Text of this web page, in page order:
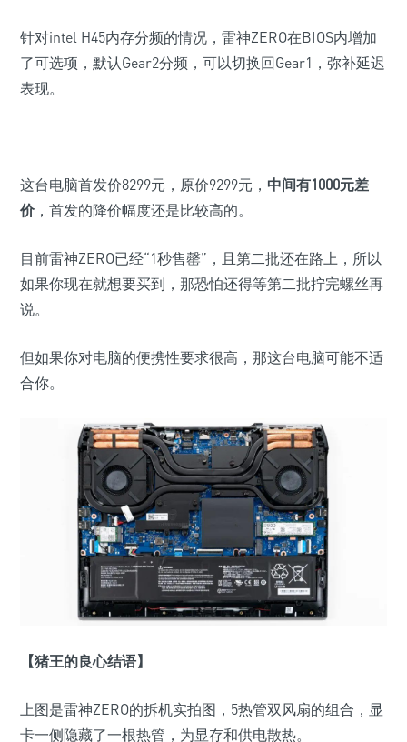
针对intel H45内存分频的情况，雷神ZERO在BIOS内增加
了可选项，默认Gear2分频，可以切换回Gear1，弥补延迟
表现。
这台电脑首发价8299元，原价9299元， 中间有1000元差
价，首发的降价幅度还是比较高的。
目前雷神ZERO已经“1秒售罄”，且第二批还在路上，所以
如果你现在就想要买到，那恐怕还得等第二批拧完螺丝再
说。
但如果你对电脑的便携性要求很高，那这台电脑可能不适
合你。
【猪王的良心结语】
上图是雷神ZERO的拆机实拍图，5热管双风扇的组合，显
卡一侧隐藏了一根热管，为显存和供电散热。